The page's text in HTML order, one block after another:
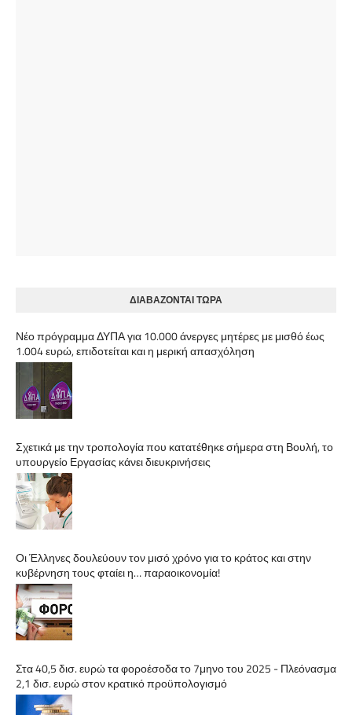
ΔΙΑΒΑΖΟΝΤΑΙ ΤΩΡΑ
Νέο πρόγραμμα ΔΥΠΑ για 10.000 άνεργες μητέρες με μισθό έως
1.004 ευρώ, επιδοτείται και η μερική απασχόληση
Σχετικά με την τροπολογία που κατατέθηκε σήμερα στη Βουλή, το
υπουργείο Εργασίας κάνει διευκρινήσεις
Οι Έλληνες δουλεύουν τον μισό χρόνο για το κράτος και στην
κυβέρνηση τους φταίει η… παραοικονομία!
Στα 40,5 δισ. ευρώ τα φοροέσοδα το 7μηνο του 2025 - Πλεόνασμα
2,1 δισ. ευρώ στον κρατικό προϋπολογισμό